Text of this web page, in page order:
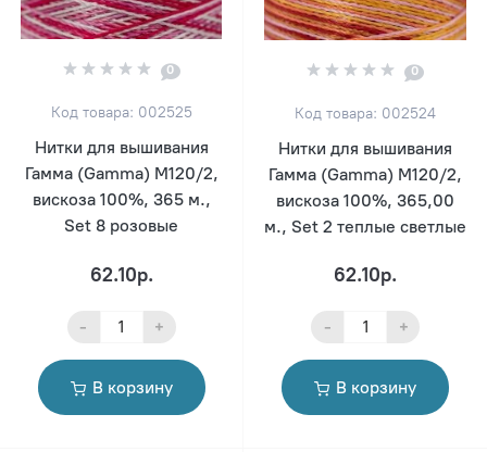
0
Код товара: 002525
Нитки для вышивания
Гамма (Gamma) M120/2,
вискоза 100%, 365 м.,
Set 8 розовые
62.10р.
- +
В корзину
0
Код товара: 002524
Нитки для вышивания
Гамма (Gamma) M120/2,
вискоза 100%, 365,00
м., Set 2 теплые светлые
62.10р.
- +
В корзину